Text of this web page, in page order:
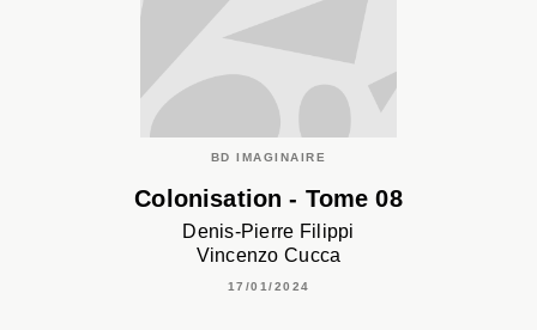
BD IMAGINAIRE
Colonisation - Tome 08
Denis-Pierre Filippi
Vincenzo Cucca
17/01/2024